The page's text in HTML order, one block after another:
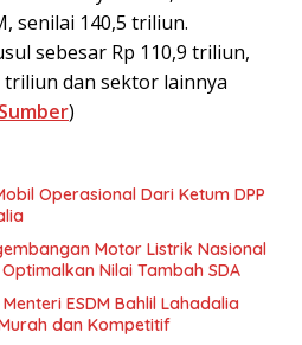
senilai 140,5 triliun.
sebesar Rp 110,9 triliun,
triliun dan sektor lainnya
Sumber)
Operasional Dari Ketum DPP
Motor Listrik Nasional
Nilai Tambah SDA
ESDM Bahlil Lahadalia
dan Kompetitif